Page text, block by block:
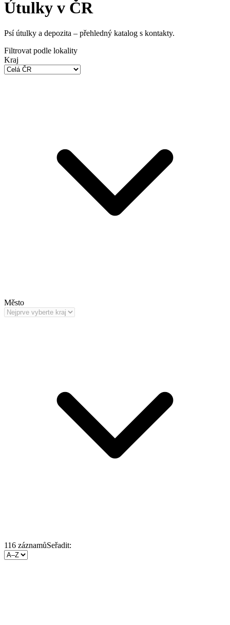
Útulky v ČR
Psí útulky a depozita – přehledný katalog s kontakty.
Filtrovat podle lokality
Kraj
Město
116 záznamůSeřadit: